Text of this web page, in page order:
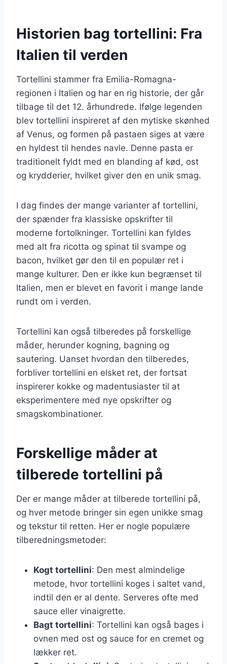
Historien bag tortellini: Fra
Italien til verden
Tortellini stammer fra Emilia-Romagna-
regionen i Italien og har en rig historie, der går
tilbage til det 12. århundrede. Ifølge legenden
blev tortellini inspireret af den mytiske skønhed
af Venus, og formen på pastaen siges at være
en hyldest til hendes navle. Denne pasta er
traditionelt fyldt med en blanding af kød, ost
og krydderier, hvilket giver den en unik smag.
I dag findes der mange varianter af tortellini,
der spænder fra klassiske opskrifter til
moderne fortolkninger. Tortellini kan fyldes
med alt fra ricotta og spinat til svampe og
bacon, hvilket gør den til en populær ret i
mange kulturer. Den er ikke kun begrænset til
Italien, men er blevet en favorit i mange lande
rundt om i verden.
Tortellini kan også tilberedes på forskellige
måder, herunder kogning, bagning og
sautering. Uanset hvordan den tilberedes,
forbliver tortellini en elsket ret, der fortsat
inspirerer kokke og madentusiaster til at
eksperimentere med nye opskrifter og
smagskombinationer.
Forskellige måder at
tilberede tortellini på
Der er mange måder at tilberede tortellini på,
og hver metode bringer sin egen unikke smag
og tekstur til retten. Her er nogle populære
tilberedningsmetoder:
Kogt tortellini: Den mest almindelige
metode, hvor tortellini koges i saltet vand,
indtil den er al dente. Serveres ofte med
sauce eller vinaigrette.
Bagt tortellini: Tortellini kan også bages i
ovnen med ost og sauce for en cremet og
lækker ret.